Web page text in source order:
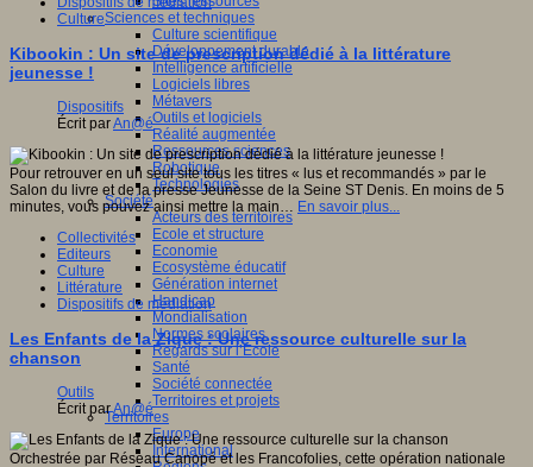
Sciences et techniques
Culture scientifique
Développement durable
Intelligence artificielle
Logiciels libres
Métavers
Outils et logiciels
Réalité augmentée
Ressources sciences
Robotique
Technologies
Société
Acteurs des territoires
Ecole et structure
Economie
Ecosystème éducatif
Génération internet
Handicap
Mondialisation
Normes scolaires
Regards sur l’Ecole
Santé
Société connectée
Territoires et projets
Territoires
Europe
International
Culture
Kibookin : Un site de prescription dédié à la littérature
jeunesse !
Dispositifs
Écrit parAn@é
Pour retrouver en un seul site tous les titres « lus et recommandés » par le
Salon du livre et de la presse Jeunesse de la Seine ST Denis. En moins de 5
minutes, vous pouvez ainsi mettre la main… En savoir plus...
Collectivités
Editeurs
Culture
Littérature
Dispositifs de médiation
Les Enfants de la Zique : Une ressource culturelle sur la
chanson
Outils
Écrit parAn@é
Orchestrée par Réseau Canopé et les Francofolies, cette opération nationale